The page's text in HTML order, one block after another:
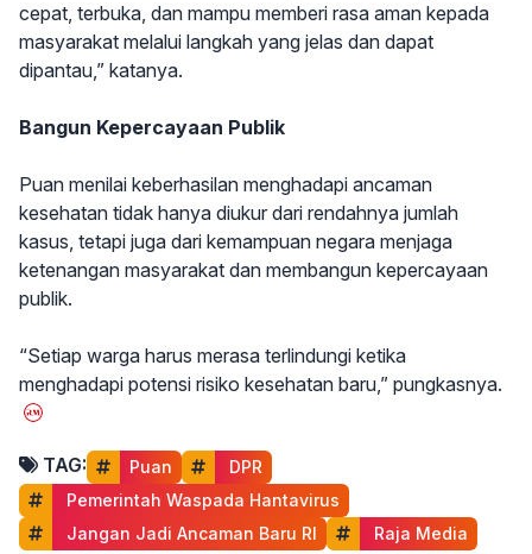
cepat, terbuka, dan mampu memberi rasa aman kepada
masyarakat melalui langkah yang jelas dan dapat
dipantau,” katanya.
Bangun Kepercayaan Publik
Puan menilai keberhasilan menghadapi ancaman
kesehatan tidak hanya diukur dari rendahnya jumlah
kasus, tetapi juga dari kemampuan negara menjaga
ketenangan masyarakat dan membangun kepercayaan
publik.
“Setiap warga harus merasa terlindungi ketika
menghadapi potensi risiko kesehatan baru,” pungkasnya.
TAG: Puan
DPR
Pemerintah Waspada Hantavirus
Jangan Jadi Ancaman Baru RI
Raja Media